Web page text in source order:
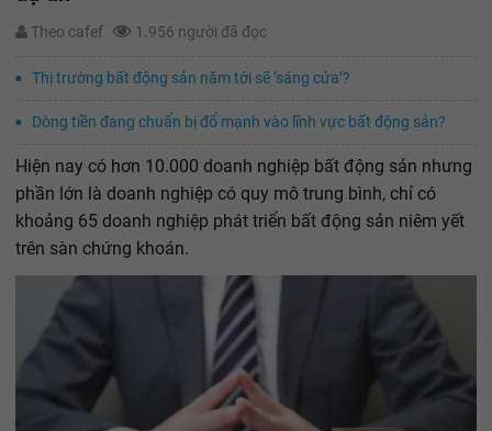
Theo cafef 1.956 người đã đọc
Thị trường bất động sản năm tới sẽ ‘sáng cửa’?
Dòng tiền đang chuẩn bị đổ mạnh vào lĩnh vực bất động sản?
Hiện nay có hơn 10.000 doanh nghiệp bất động sản nhưng
phần lớn là doanh nghiệp có quy mô trung bình, chỉ có
khoảng 65 doanh nghiệp phát triển bất động sản niêm yết
trên sàn chứng khoán.